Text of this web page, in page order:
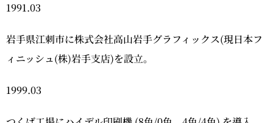
1991.03
岩手県江刺市に株式会社高山岩手グラフィックス(現日本フ
ィニッシュ(株)岩手支店)を設立。
1999.03